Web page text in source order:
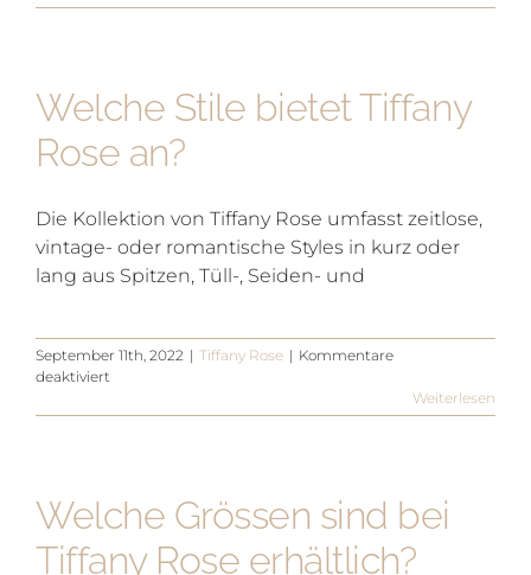
ist
Tiffany
Rose?
Welche Stile bietet Tiffany
Rose an?
Die Kollektion von Tiffany Rose umfasst zeitlose,
vintage- oder romantische Styles in kurz oder
lang aus Spitzen, Tüll-, Seiden- und
September 11th, 2022 | Tiffany Rose | Kommentare
deaktiviert
Stile
an?
Weiterlesen
Welche Grössen sind bei
Tiffany Rose erhältlich?